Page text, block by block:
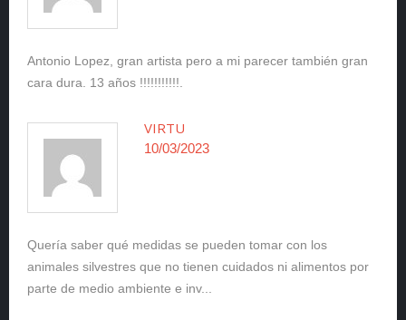
Antonio Lopez, gran artista pero a mi parecer también gran
cara dura. 13 años !!!!!!!!!!!.
VIRTU
10/03/2023
Quería saber qué medidas se pueden tomar con los
animales silvestres que no tienen cuidados ni alimentos por
parte de medio ambiente e inv...